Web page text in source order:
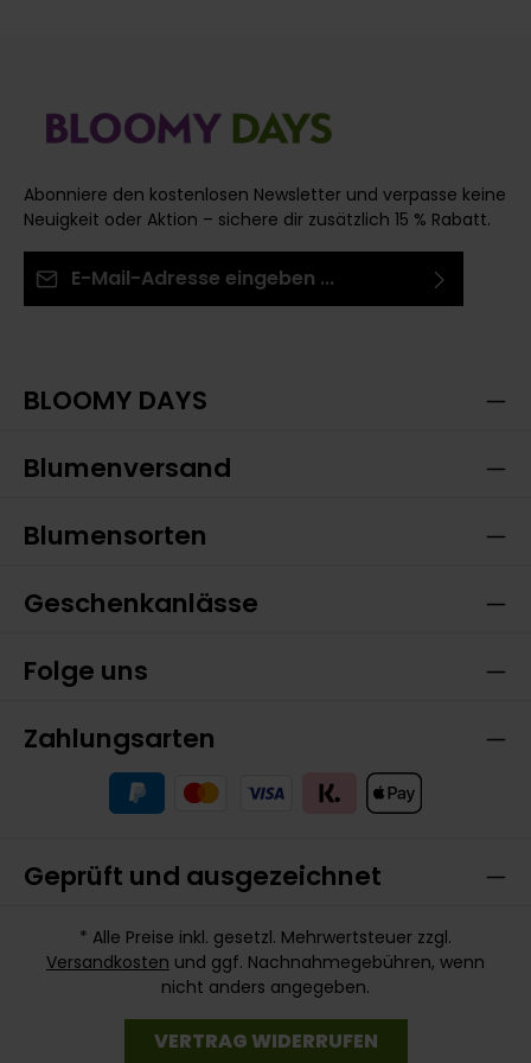
Abonniere den kostenlosen Newsletter und verpasse keine
Neuigkeit oder Aktion – sichere dir zusätzlich 15 % Rabatt.
BLOOMY DAYS
Blumenversand
Blumensorten
Geschenkanlässe
Folge uns
Zahlungsarten
Geprüft und ausgezeichnet
* Alle Preise inkl. gesetzl. Mehrwertsteuer zzgl.
Versandkosten und ggf. Nachnahmegebühren, wenn
nicht anders angegeben.
VERTRAG WIDERRUFEN